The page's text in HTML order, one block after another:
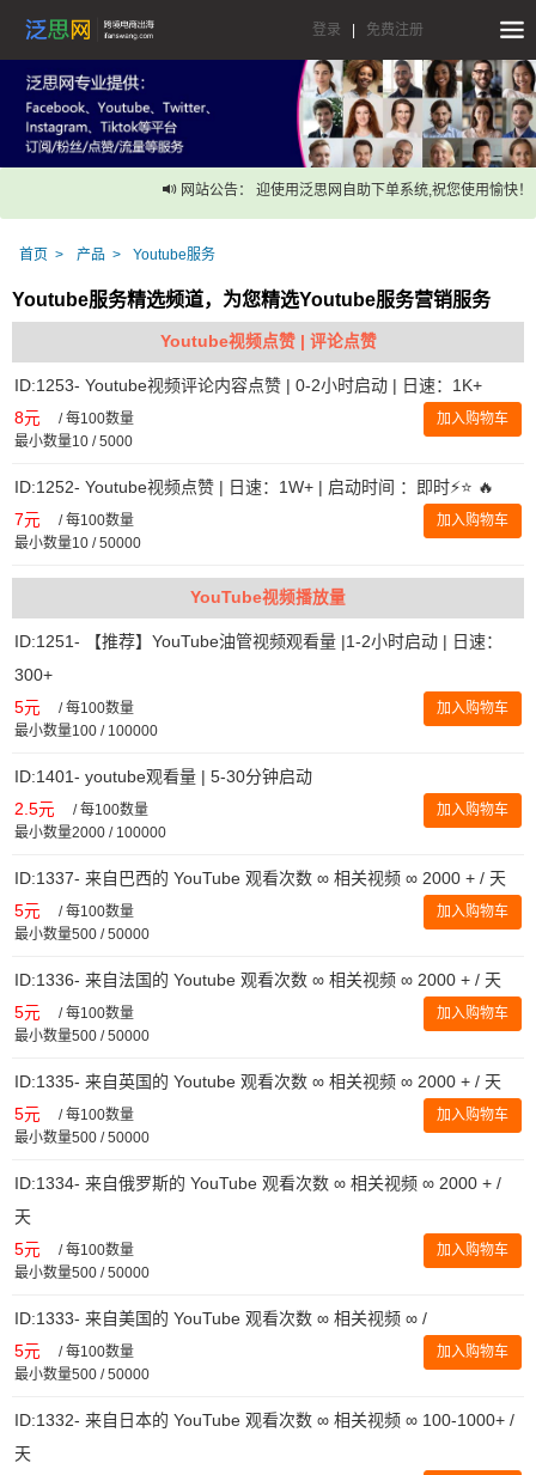
登录 免费注册
网站公告： 迎使用泛思网自助下单系统,祝您使用愉快！
首页 产品 Youtube服务
Youtube服务精选频道，为您精选Youtube服务营销服务
Youtube视频点赞 | 评论点赞
ID:1253- Youtube视频评论内容点赞 | 0-2小时启动 | 日速：1K+
8元 /每100数量
最小数量10 / 5000
加入购物车
ID:1252- Youtube视频点赞 | 日速：1W+ | 启动时间 ：即时⚡️⭐ 🔥
7元 /每100数量
最小数量10 / 50000
加入购物车
YouTube视频播放量
ID:1251- 【推荐】YouTube油管视频观看量 |1-2小时启动 | 日速：
300+
5元 /每100数量
最小数量100 / 100000
加入购物车
ID:1401- youtube观看量 | 5-30分钟启动
2.5元 /每100数量
最小数量2000 / 100000
加入购物车
ID:1337- 来自巴西的 YouTube 观看次数 ∞ 相关视频 ∞ 2000 + / 天
5元 /每100数量
最小数量500 / 50000
加入购物车
ID:1336- 来自法国的 Youtube 观看次数 ∞ 相关视频 ∞ 2000 + / 天
5元 /每100数量
最小数量500 / 50000
加入购物车
ID:1335- 来自英国的 Youtube 观看次数 ∞ 相关视频 ∞ 2000 + / 天
5元 /每100数量
最小数量500 / 50000
加入购物车
ID:1334- 来自俄罗斯的 YouTube 观看次数 ∞ 相关视频 ∞ 2000 + /
天
5元 /每100数量
最小数量500 / 50000
加入购物车
ID:1333- 来自美国的 YouTube 观看次数 ∞ 相关视频 ∞ /
5元 /每100数量
最小数量500 / 50000
加入购物车
ID:1332- 来自日本的 YouTube 观看次数 ∞ 相关视频 ∞ 100-1000+ /
天